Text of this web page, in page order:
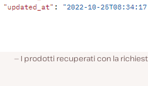
I prodotti recuperati con la richiesta